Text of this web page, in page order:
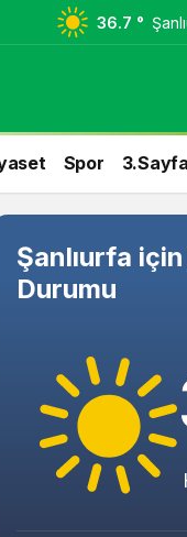
36.7 °
Spor 3.Sayfa
Şanlıurfa
Durumu